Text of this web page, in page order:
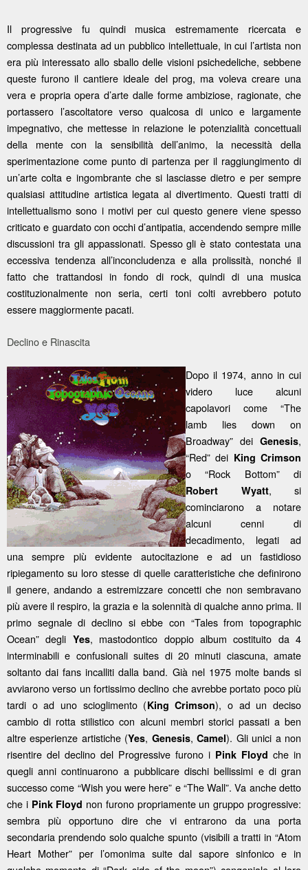
Il progressive fu quindi musica estremamente ricercata e
complessa destinata ad un pubblico intellettuale, in cui l’artista non
era più interessato allo sballo delle visioni psichedeliche, sebbene
queste furono il cantiere ideale del prog, ma voleva creare una
vera e propria opera d’arte dalle forme ambiziose, ragionate, che
portassero l’ascoltatore verso qualcosa di unico e largamente
impegnativo, che mettesse in relazione le potenzialità concettuali
della mente con la sensibilità dell’animo, la necessità della
sperimentazione come punto di partenza per il raggiungimento di
un’arte colta e ingombrante che si lasciasse dietro e per sempre
qualsiasi attitudine artistica legata al divertimento. Questi tratti di
intellettualismo sono i motivi per cui questo genere viene spesso
criticato e guardato con occhi d’antipatia, accendendo sempre mille
discussioni tra gli appassionati. Spesso gli è stato contestata una
eccessiva tendenza all’inconcludenza e alla prolissità, nonché il
fatto che trattandosi in fondo di rock, quindi di una musica
costituzionalmente non seria, certi toni colti avrebbero potuto
essere maggiormente pacati.
Declino e Rinascita
Dopo il 1974, anno in cui
videro luce alcuni
capolavori come “The
lamb lies down on
Broadway” dei Genesis,
“Red” dei King Crimson
o “Rock Bottom” di
Robert Wyatt, si
cominciarono a notare
alcuni cenni di
decadimento, legati ad
una sempre più evidente autocitazione e ad un fastidioso
ripiegamento su loro stesse di quelle caratteristiche che definirono
il genere, andando a estremizzare concetti che non sembravano
più avere il respiro, la grazia e la solennità di qualche anno prima. Il
primo segnale di declino si ebbe con “Tales from topographic
Ocean” degli Yes, mastodontico doppio album costituito da 4
interminabili e confusionali suites di 20 minuti ciascuna, amate
soltanto dai fans incalliti dalla band. Già nel 1975 molte bands si
avviarono verso un fortissimo declino che avrebbe portato poco più
tardi o ad uno scioglimento (King Crimson), o ad un deciso
cambio di rotta stilistico con alcuni membri storici passati a ben
altre esperienze artistiche (Yes, Genesis,Camel). Gli unici a non
risentire del declino del Progressive furono i Pink Floyd che in
quegli anni continuarono a pubblicare dischi bellissimi e di gran
successo come “Wish you were here” e “The Wall”. Va anche detto
che i Pink Floyd non furono propriamente un gruppo progressive:
sembra più opportuno dire che vi entrarono da una porta
secondaria prendendo solo qualche spunto (visibili a tratti in “Atom
Heart Mother” per l’omonima suite dal sapore sinfonico e in